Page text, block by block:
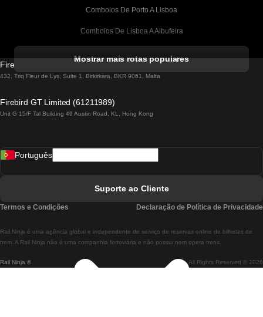
Comboios De Porto A Lisboa
Comboios De Lisboa A Albufeira
Comboios De Lisboa A Lagos
Comboios De Lisboa A Madrid
Comboios De Lisboa A Braga
Comboios De Braga A Lisboa
Mostrar mais rotas populares
Firebird GT Limited (OC 1451)
432, Triq Fleur de Lys, Suite 1, Birkirkara, BKR 9061, Malta
Firebird GT Limited (61211989)
Unit G 15/F Tal Building 49 Austin Road, KL, Hong Kong
Rail Ninja ® All Rights Reserved © 2026
Rail.Ninja é uma agência global e independente de serviço de reservas online de bilhetes de
trem. A Rail Ninja não é uma companhia ferroviária e não possui nem opera trens.
Português
Suporte ao Cliente
Termos e Condições Declaração de Política de Privacidade